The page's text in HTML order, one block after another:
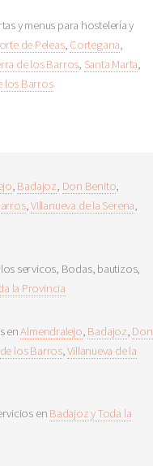
y menus para hostelería y
de Peleas, Cortegana,
de los Barros, Santa Marta,
los Barros
, Badajoz, Don Benito,
,Villanueva de la Serena,
servicos, Bodas, bautizos,
la Provincia
enAlmendralejo, Badajoz, Don
los Barros,Villanueva de la
en Badajoz y Toda la